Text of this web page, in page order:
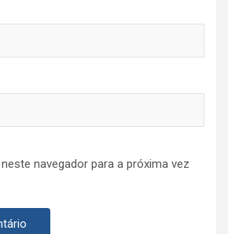
navegador para a próxima vez